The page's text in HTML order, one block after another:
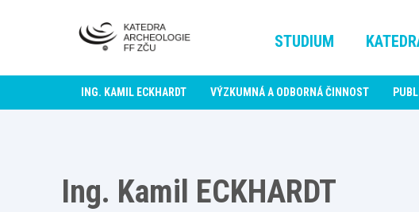
STUDIUM
ING. KAMIL ECKHARDT VÝZKUMNÁ A ODBORNÁ ČINNOST
Ing. Kamil ECKHARDT